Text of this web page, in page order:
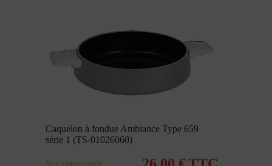
Caquelon à fondue Ambiance Type 659
série 1 (TS-01026060)
Sur commande